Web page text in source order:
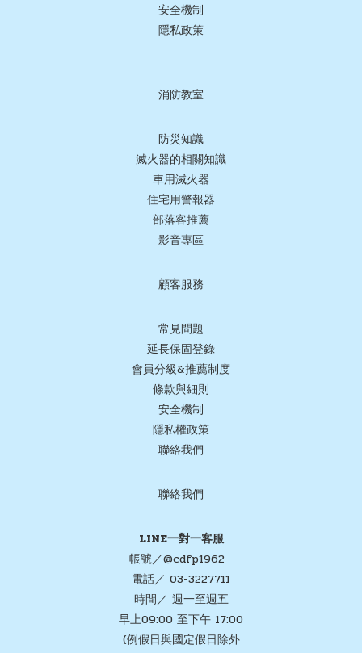
安全機制
隱私政策
消防教室
防災知識
滅火器的相關知識
車用滅火器
住宅用警報器
部落客推薦
影音專區
顧客服務
常見問題
延長保固登錄
會員分級&推薦制度
條款與細則
安全機制
隱私權政策
聯絡我們
聯絡我們
LINE一對一客服
帳號／@cdfp1962
電話／ 03-3227711
時間／ 週一至週五
早上09:00 至下午 17:00
(例假日與國定假日除外